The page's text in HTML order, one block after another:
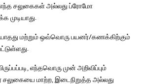
சலுகைகள் அல்லது ப்ரோமோ
முடியாது.
மற்றும் ஒவ்வொரு பயனர்/கணக்கிற்கும்
எந்தவொரு முன் அறிவிப்பும்
மாற்ற, இடைநிறுத்த அல்லது